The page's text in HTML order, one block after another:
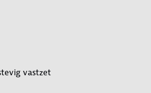
vastzet